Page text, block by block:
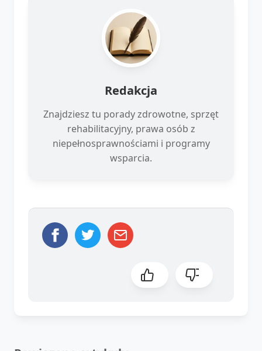
Redakcja
Znajdziesz tu porady zdrowotne, sprzęt
rehabilitacyjny, prawa osób z
niepełnosprawnościami i programy
wsparcia.